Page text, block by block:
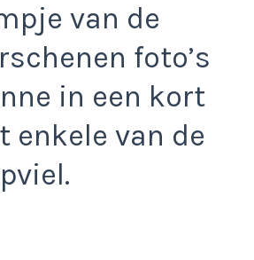
van de
foto’s
in een kort
enkele van de